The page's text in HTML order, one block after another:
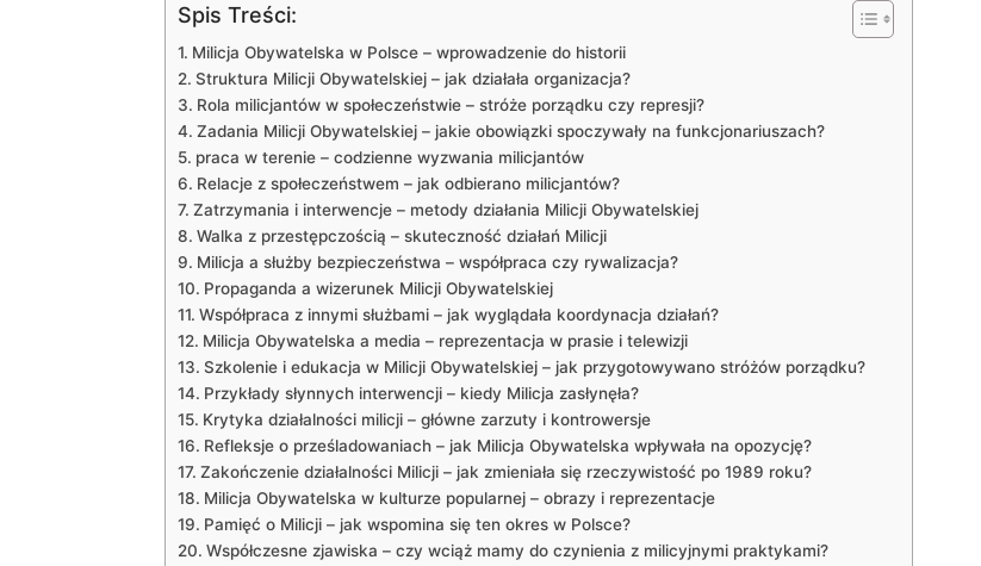
Spis Treści:
Milicja Obywatelska w Polsce ​–⁤ wprowadzenie ​do historii
Struktura Milicji Obywatelskiej – jak działała ⁢organizacja?
Rola milicjantów w społeczeństwie – stróże porządku czy‍ represji?
Zadania Milicji Obywatelskiej – jakie obowiązki spoczywały na funkcjonariuszach?
praca ⁢w terenie – codzienne wyzwania‍ milicjantów
Relacje z społeczeństwem –‍ jak odbierano milicjantów?
Zatrzymania i interwencje ⁤–‍ metody działania Milicji Obywatelskiej
Walka ⁣z przestępczością – skuteczność działań Milicji
Milicja ⁤a ‌służby bezpieczeństwa‌ – ​współpraca czy rywalizacja?
Propaganda​ a wizerunek Milicji ‍Obywatelskiej
Współpraca z innymi służbami – jak wyglądała koordynacja działań?
Milicja Obywatelska a⁢ media –⁤ reprezentacja w prasie i telewizji
Szkolenie​ i⁣ edukacja w Milicji Obywatelskiej – jak przygotowywano ​stróżów⁢ porządku?
Przykłady słynnych interwencji – kiedy Milicja zasłynęła?
Krytyka działalności milicji ​–⁣ główne zarzuty⁤ i kontrowersje
Refleksje o ⁤prześladowaniach – ​jak Milicja Obywatelska wpływała na ‌opozycję?
Zakończenie ⁣działalności Milicji –⁣ jak ⁤zmieniała się rzeczywistość ⁣po⁤ 1989 roku?
Milicja Obywatelska w kulturze ⁢popularnej – obrazy i reprezentacje
Pamięć o Milicji –⁣ jak wspomina się ten okres⁢ w Polsce?
Współczesne zjawiska – czy wciąż mamy ‍do czynienia z ​milicyjnymi praktykami?